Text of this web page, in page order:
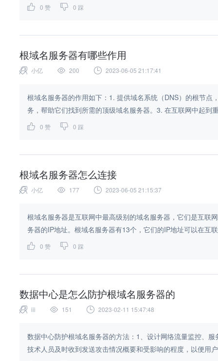
0 赞 0 踩
根域名服务器有哪些作用
小亿 200 2023-06-05 21:17:41
根域名服务器的作用如下：1. 提供域名系统（DNS）的根节
务，帮助它们找到所需的顶级域名服务器。3. 在互联网中起到
0 赞 0 踩
根域名服务器怎么连接
小亿 177 2023-06-05 21:15:37
根域名服务器是互联网中最高级别的域名服务器，它们是互联
务器的IP地址。根域名服务器有13个，它们的IP地址可以在互
0 赞 0 踩
数据中心是怎么防护根域名服务器的
iii 151 2023-02-11 15:47:48
数据中心防护根域名服务器的方法：1、设计网络流量监控、
技术人员及时收到发送攻击情况概要和受影响的程度，以便用